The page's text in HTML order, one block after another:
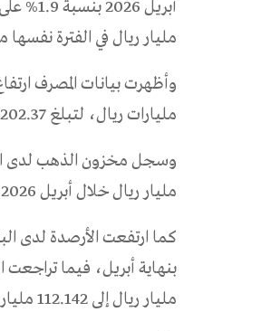
مليار ريال في الفترة نفسها
مليارات ريال، لتبلغ 202.37 مليار ريال بنهاية أبريل الماضي.
مليار ريال خلال أبريل 2026، مقارنة مع 44.718 مليار ريال في الشهر نفسه من 2025.
مليار ريال إلى 112.142 مليار ريال.